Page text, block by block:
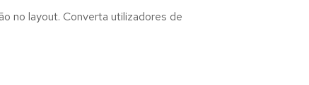
no layout. Converta utilizadores de